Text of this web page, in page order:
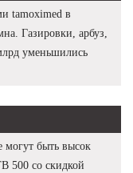
tamoximed в
Газировки, арбуз,
уменьшились
могут быть высок
500 со скидкой